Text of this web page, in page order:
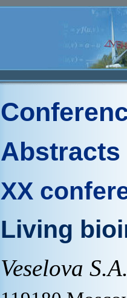
Abstracts
XX
Living
Veselova